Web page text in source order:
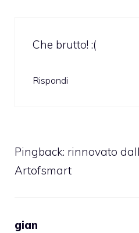
Che brutto! :(
Rispondi
Pingback: rinnovato
Artofsmart
gian